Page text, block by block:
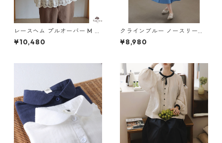
レースヘム プルオーバー M 25
0417
¥10,480
クラインブルー ノースリーブ
ロングドレス H 260113
¥8,980